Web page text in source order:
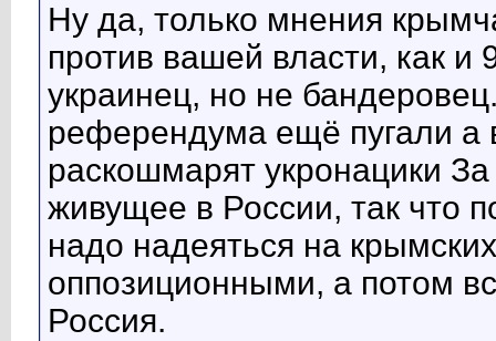
Ну да, только мнения
против вашей власти, как
украинец, но не
референдума ещё пугали а
раскошмарят укронацики
живущее в России, так что
надо надеяться на
оппозиционными, а потом
Россия.